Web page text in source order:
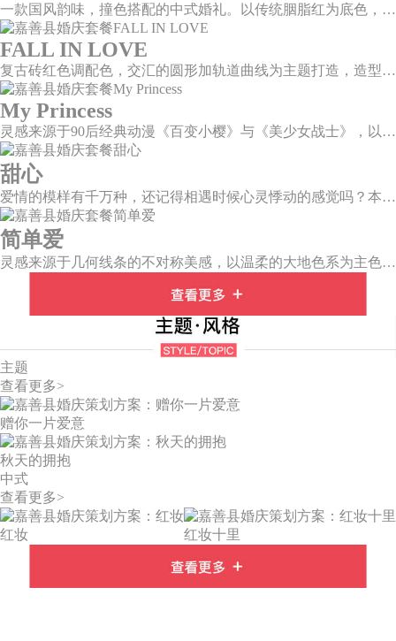
一款国风韵味，撞色搭配的中式婚礼。以传统胭脂红为底色，黛蓝色花鸟点缀其中，热情的红色和低调的古风书画色相辅相成。
FALL IN LOVE
复古砖红色调配色，交汇的圆形加轨道曲线为主题打造，造型灵感寓意两个人的爱情关系像是一个圆,各自有各自的轨迹，却也无时无刻不牵挂着彼此，相互关联又各自圆满。
My Princess
灵感来源于90后经典动漫《百变小樱》与《美少女战士》，以柔美梦幻的马卡龙色系为主色调，融合精灵萌宠与星星魔法阵等元素，为遗落凡间的公主搭建一个召唤王子的舞台。
甜心
爱情的模样有千万种，还记得相遇时候心灵悸动的感觉吗？本场婚礼以恋人第一次的心动作为灵感设计，独家定制的爱心装置穿插在整场婚礼中，带给你初见时的心动美好。
简单爱
灵感来源于几何线条的不对称美感，以温柔的大地色系为主色调，空间上，利用几何线条进行完美切割，配以柔和色系的花艺点缀，构造了一个温馨柔和、清新复古的空间。
主题
查看更多>
赠你一片爱意
秋天的拥抱
中式
查看更多>
红妆 红妆十里